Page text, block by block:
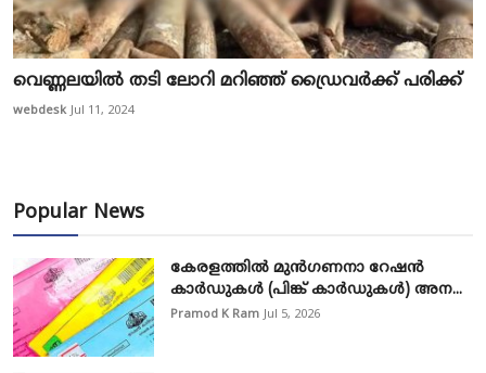
വെ​ണ്ണ​ല​യി​ൽ ത​ടി ലോ​റി മ​റി​ഞ്ഞ് ഡ്രൈ​വ​ർ​ക്ക് പ​രി​ക്ക്
webdesk Jul 11, 2024
Popular News
കേരളത്തിൽ മുൻഗണനാ റേഷൻ
കാർഡുകൾ (പിങ്ക് കാർഡുകൾ) അന...
Pramod K Ram Jul 5, 2026